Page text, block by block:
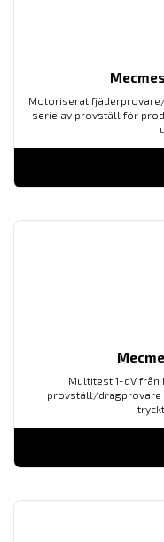
Motoriserat
serie av provställ för
Multitest 1-dV
provställ/dragprovare